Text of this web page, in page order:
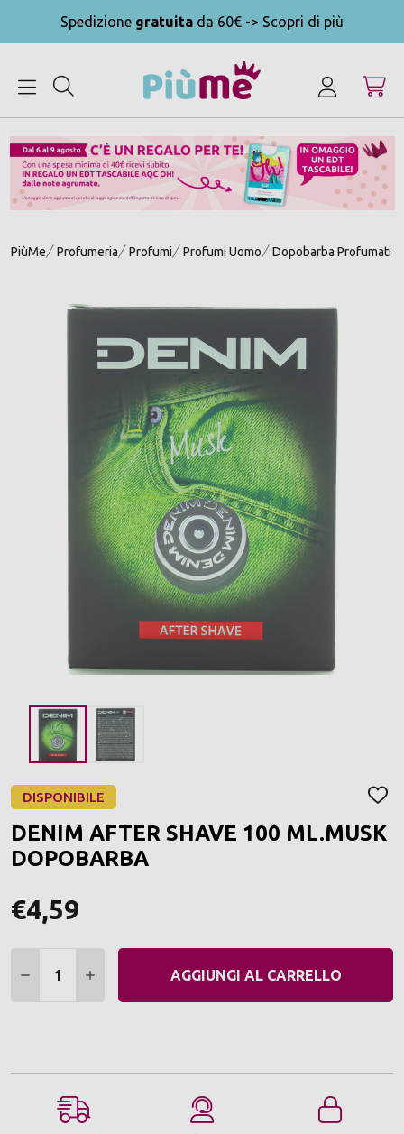
Spedizione gratuita da 60€ -> Scopri di più
PiùMe Profumeria Profumi Profumi Uomo Dopobarba Profumati
DISPONIBILE
DEI
DENIM AFTER SHAVE 100 ML.MUSK
DOPOBARBA
€4,59
DIMINUIRE QUANTITÀ:
AUMENTARE QUANTITÀ:
AGGIUNGI AL CARRELLO